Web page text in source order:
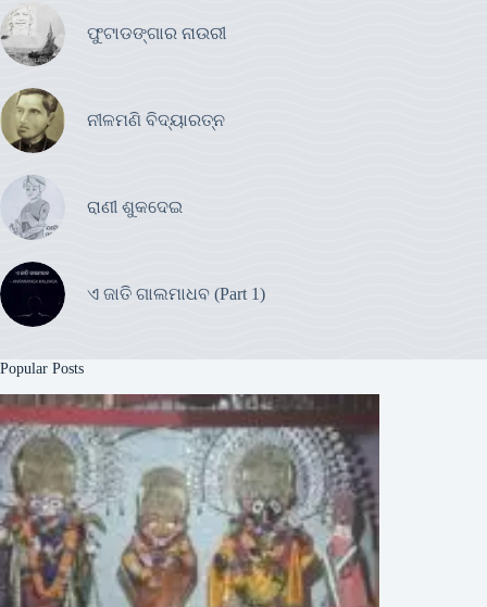
ଫୁଟାଡଙ୍ଗାର ନାଉରୀ
ନୀଳମଣି ବିଦ୍ୟାରତ୍ନ
ରାଣୀ ଶୁକଦେଇ
ଏ ଜାତି ଗାଲମାଧବ (Part 1)
Popular Posts